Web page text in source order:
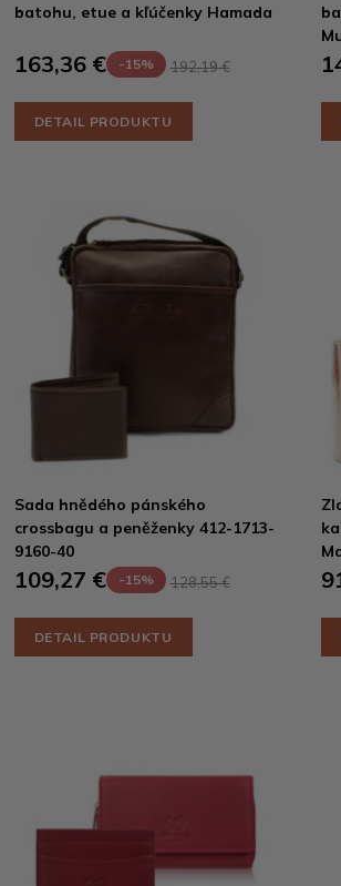
batohu, etue a kľúčenky Hamada
163,36 € -15% 192,19 €
DETAIL PRODUKTU
Sada hnědého pánského
crossbagu a peněženky 412-1713-
9160-40
109,27 € -15% 128,55 €
DETAIL PRODUKTU